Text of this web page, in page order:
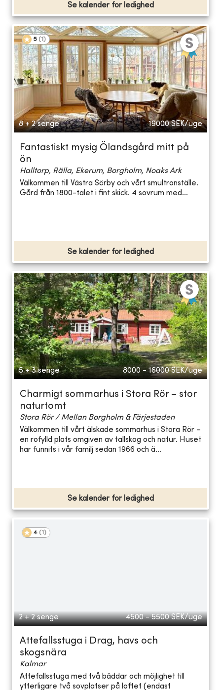
Se kalender for ledighed
5 (1 )
8 + 2 senge 19000 SEK/uge
Fantastiskt mysig Ölandsgård mitt på
ön
Halltorp, Rälla, Ekerum, Borgholm, Noaks Ark
Välkommen till Västra Sörby och vårt smultronställe.
Gård från 1800-talet i fint skick. 4 sovrum med...
Se kalender for ledighed
5 + 3 senge 8000 - 16000 SEK/uge
Charmigt sommarhus i Stora Rör – stor
naturtomt
Stora Rör / Mellan Borgholm & Färjestaden
Välkommen till vårt älskade sommarhus i Stora Rör –
en rofylld plats omgiven av tallskog och natur. Huset
har funnits i vår familj sedan 1966 och ä...
Se kalender for ledighed
4 (1 )
2 + 2 senge 4500 - 5500 SEK/uge
Attefallsstuga i Drag, havs och
skogsnära
Kalmar
Attefallsstuga med två bäddar och möjlighet till
ytterligare två sovplatser på loftet (endast